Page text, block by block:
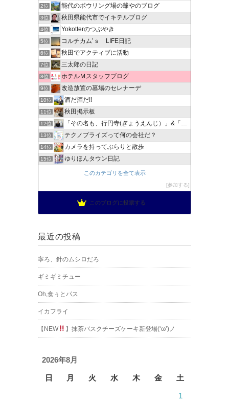
2位 能代のボウリング場の爺やのブログ
3位 秋田県能代市でイキテルブログ
4位 Yokotterのつぶやき
5位 コルチカム’ｓ LIFE日記
6位 秋田でアクティブに活動
7位 三太郎の日記
8位 ホテルＭスタッフブログ
9位 改造放置の墓場のセレナーデ
10位 酒だ酒だ!!
11位 秋田掲示板
12位 「その名も、行円寺(ぎょうえんじ）」&「その名も、明くん」
13位 テクノプライズって何の会社だ？
14位 カメラを持ってぶらりと散歩
15位 ゆりほんタウン日記
このカテゴリを全て表示
参加する
このブログに投票する
最近の投稿
寧ろ、針のムシロだろ
ギミギミチュー
Oh,食ぅとパス
イカフライ
【NEW 】抹茶バスクチーズケーキ新登場(‘ω’)ノ
2026年8月
日 月 火 水 木 金 土
1